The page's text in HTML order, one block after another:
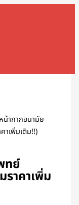
น้ากากอนามัย
าเพิ่มเติม!!)
ทย์
าคาเพิ่ม